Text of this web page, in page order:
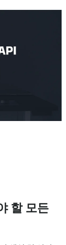
할 모든